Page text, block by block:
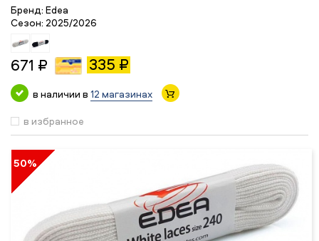
Бренд: Edea
Сезон: 2025/2026
671 ₽ 335 ₽
в наличии в 12 магазинах
в избранное
50%